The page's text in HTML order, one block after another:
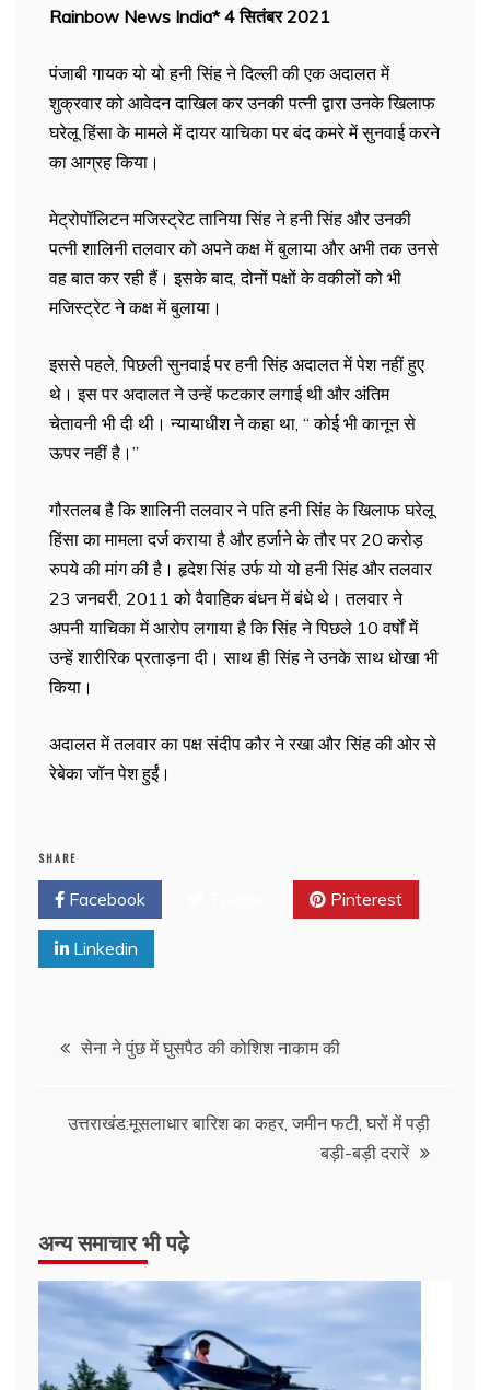
Rainbow News India* 4सितंबर2021
पंजाबी गायक यो यो हनी सिंह ने दिल्ली की एक अदालत में
शुक्रवार को आवेदन दाखिल कर उनकी पत्नी द्वारा उनके खिलाफ
घरेलू हिंसा के मामले में दायर याचिका पर बंद कमरे में सुनवाई करने
का आग्रह किया।
मेट्रोपॉलिटन मजिस्ट्रेट तानिया सिंह ने हनी सिंह और उनकी
पत्नी शालिनी तलवार को अपने कक्ष में बुलाया और अभी तक उनसे
वह बात कर रही हैं। इसके बाद, दोनों पक्षों के वकीलों को भी
मजिस्ट्रेट ने कक्ष में बुलाया।
इससे पहले, पिछली सुनवाई पर हनी सिंह अदालत में पेश नहीं हुए
थे। इस पर अदालत ने उन्हें फटकार लगाई थी और अंतिम
चेतावनी भी दी थी। न्यायाधीश ने कहा था, ‘‘ कोई भी कानून से
ऊपर नहीं है।’’
गौरतलब है कि शालिनी तलवार ने पति हनी सिंह के खिलाफ घरेलू
हिंसा का मामला दर्ज कराया है और हर्जाने के तौर पर 20 करोड़
रुपये की मांग की है। हृदेश सिंह उर्फ यो यो हनी सिंह और तलवार
23 जनवरी, 2011 को वैवाहिक बंधन में बंधे थे। तलवार ने
अपनी याचिका में आरोप लगाया है कि सिंह ने पिछले 10 वर्षों में
उन्हें शारीरिक प्रताड़ना दी। साथ ही सिंह ने उनके साथ धोखा भी
किया।
अदालत में तलवार का पक्ष संदीप कौर ने रखा और सिंह की ओर से
रेबेका जॉन पेश हुईं।
SHARE
Facebook Pinterest
Linkedin
सेना ने पुंछ में घुसपैठ की कोशिश नाकाम की
उत्तराखंड:मूसलाधार बारिश का कहर, जमीन फटी, घरों में पड़ी
बड़ी-बड़ी दरारें
अन्य समाचार भी पढ़े